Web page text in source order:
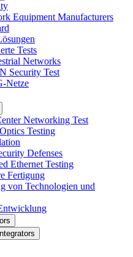
Equipment Manufacturers
Tests
Networks
Security Test
Netze
Networking Test
Testing
Defenses
Ethernet Testing
Fertigung
von Technologien und